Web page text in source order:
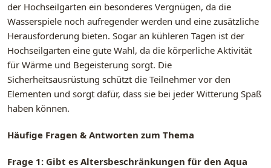
der Hochseilgarten ein besonderes Vergnügen, da die
Wasserspiele noch aufregender werden und eine zusätzliche
Herausforderung bieten. Sogar an kühleren Tagen ist der
Hochseilgarten eine gute Wahl, da die körperliche Aktivität
für Wärme und Begeisterung sorgt. Die
Sicherheitsausrüstung schützt die Teilnehmer vor den
Elementen und sorgt dafür, dass sie bei jeder Witterung Spaß
haben können.
Häufige Fragen & Antworten zum Thema
Frage 1: Gibt es Altersbeschränkungen für den Aqua